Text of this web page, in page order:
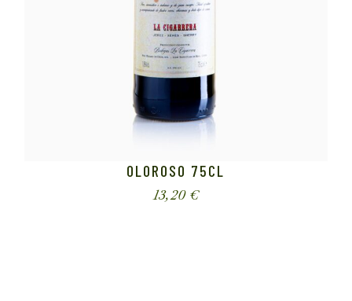
OLOROSO 75CL
13,20 €